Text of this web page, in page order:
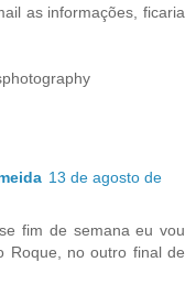
as informações, ficaria
13 de agosto de
fim de semana eu vou
Roque, no outro final de